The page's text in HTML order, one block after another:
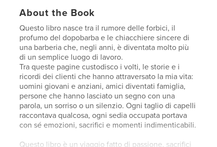
About the Book
Questo libro nasce tra il rumore delle forbici, il
profumo del dopobarba e le chiacchiere sincere di
una barberia che, negli anni, è diventata molto più
di un semplice luogo di lavoro.
Tra queste pagine custodisco i volti, le storie e i
ricordi dei clienti che hanno attraversato la mia vita:
uomini giovani e anziani, amici diventati famiglia,
persone che hanno lasciato un segno con una
parola, un sorriso o un silenzio. Ogni taglio di capelli
raccontava qualcosa, ogni sedia occupata portava
con sé emozioni, sacrifici e momenti indimenticabili.
Questo libro è un viaggio fatto di passione, sacrifici